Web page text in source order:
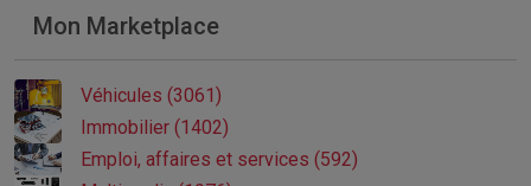
Mon Marketplace
Véhicules (3061)
Immobilier (1402)
Emploi, affaires et services (592)